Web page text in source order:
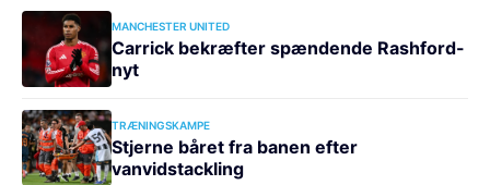
MANCHESTER UNITED
Carrick bekræfter spændende Rashford-
nyt
TRÆNINGSKAMPE
Stjerne båret fra banen efter
vanvidstackling